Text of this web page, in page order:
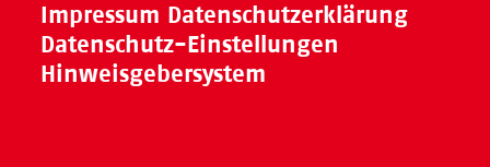
Impressum Datenschutzerklärung
Datenschutz-Einstellungen
Hinweisgebersystem